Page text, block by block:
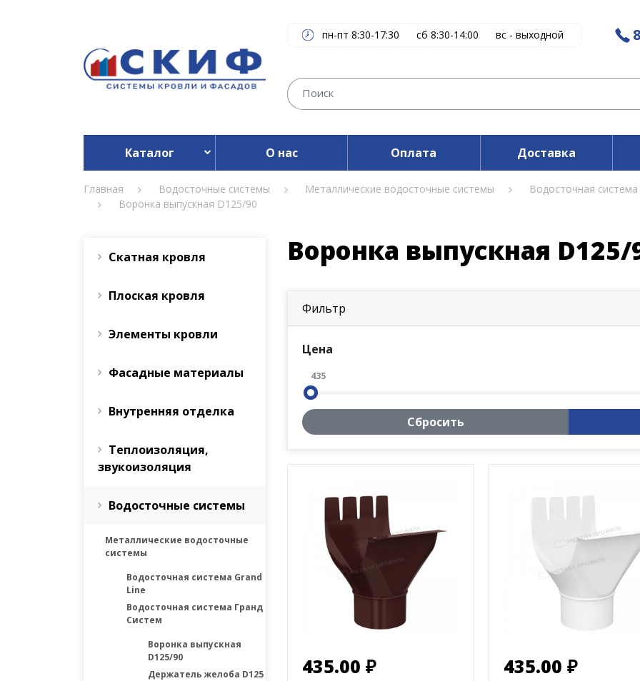
пн-пт 8:30-17:30 сб 8:30-14:00 вс - выходной
Каталог О нас Оплата Доставка
Главная Водосточные системы Металлические водосточные системы
Водосточная
Воронка выпускная D125/90
Скатная кровля
Плоская кровля
Элементы кровли
Фасадные материалы
Внутренняя отделка
Теплоизоляция,
звукоизоляция
Водосточные системы
Металлические водосточные
системы
Водосточная система Grand
Line
Водосточная система Гранд
Систем
Воронка выпускная
D125/90
Держатель желоба D125
Воронка выпускная D125/
Фильтр
Цена
435
Сбросить
435.00 ₽ 435.00 ₽